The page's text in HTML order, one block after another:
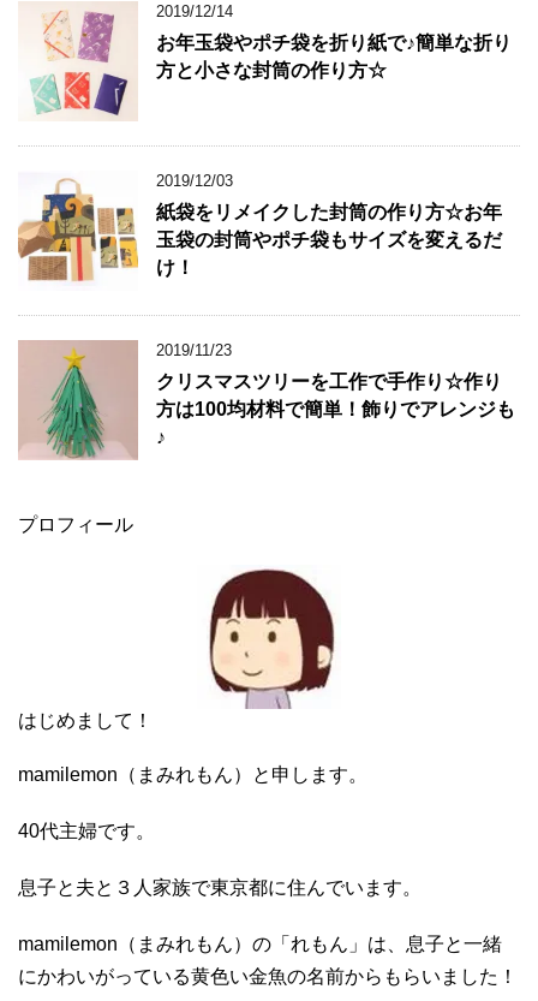
2019/12/14
お年玉袋やポチ袋を折り紙で♪簡単な折り
方と小さな封筒の作り方☆
2019/12/03
紙袋をリメイクした封筒の作り方☆お年
玉袋の封筒やポチ袋もサイズを変えるだ
け！
2019/11/23
クリスマスツリーを工作で手作り☆作り
方は100均材料で簡単！飾りでアレンジも
♪
プロフィール
はじめまして！
mamilemon（まみれもん）と申します。
40代主婦です。
息子と夫と３人家族で東京都に住んでいます。
mamilemon（まみれもん）の「れもん」は、息子と一緒
にかわいがっている黄色い金魚の名前からもらいました！